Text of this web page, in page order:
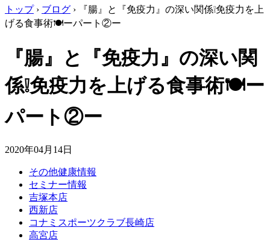
トップ› ブログ ›
『腸』と『免疫力』の深い関係❕免疫力を上
げる食事術🍽ーパート②ー
『腸』と『免疫力』の深い関
係❕免疫力を上げる食事術🍽ー
パート②ー
2020年04月14日
その他健康情報
セミナー情報
吉塚本店
西新店
コナミスポーツクラブ長崎店
高宮店